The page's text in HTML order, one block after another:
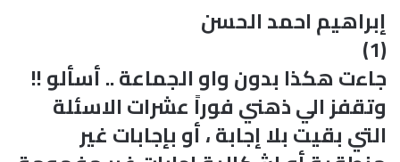
إبراهيم احمد الحسن
(1)
جاءت هكذا بدون واو الجماعة .. أسألو !!
وتقفز الي ذهني فوراً عشرات الاسئلة
التي بقيت بلا إجابة ، أو بإجابات غير